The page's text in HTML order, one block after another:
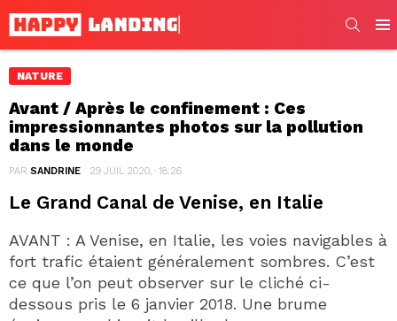
NATURE
Avant / Après le confinement : Ces
impressionnantes photos sur la pollution
dans le monde
PAR SANDRINE 29 JUIL 2020, · 18:26
Le Grand Canal de Venise, en Italie
AVANT : A Venise, en Italie, les voies navigables à
fort trafic étaient généralement sombres. C’est
ce que l’on peut observer sur le cliché ci-
dessous pris le 6 janvier 2018. Une brume